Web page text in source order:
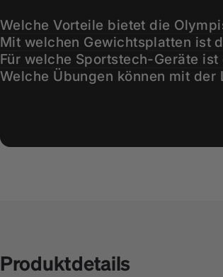
Welche Vorteile bietet die
Mit welchen Gewichtsplatten ist
Für welche Sportstech-Geräte
Welche Übungen können mit
Produktdetails